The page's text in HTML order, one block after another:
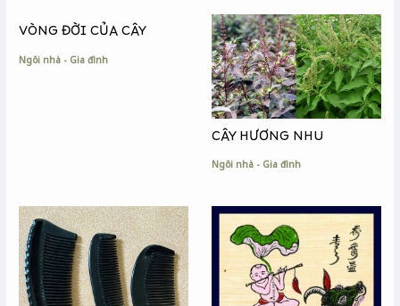
k
e
k
VÒNG ĐỜI CỦA CÂY
Ngôi nhà - Gia đình
CÂY HƯƠNG NHU
Ngôi nhà - Gia đình